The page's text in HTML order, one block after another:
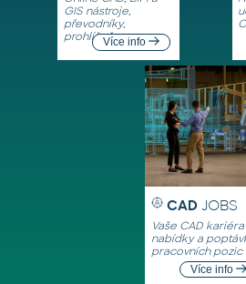
GIS nástroje,
převodníky,
prohlížečeVíce info
CAD JOBS
Vaše CAD kariéra
nabídky a
pracovních pozic
Více info